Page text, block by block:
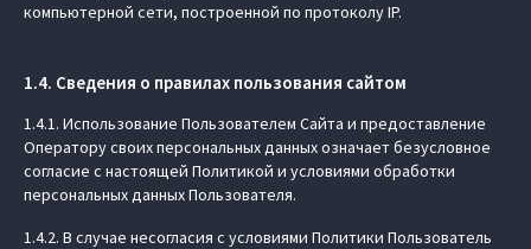
компьютерной сети, построенной по протоколу IP.
1.4. Сведения о правилах пользования сайтом
1.4.1. Использование Пользователем Сайта и предоставление
Оператору своих персональных данных означает безусловное
согласие с настоящей Политикой и условиями обработки
персональных данных Пользователя.
1.4.2. В случае несогласия с условиями Политики Пользователь